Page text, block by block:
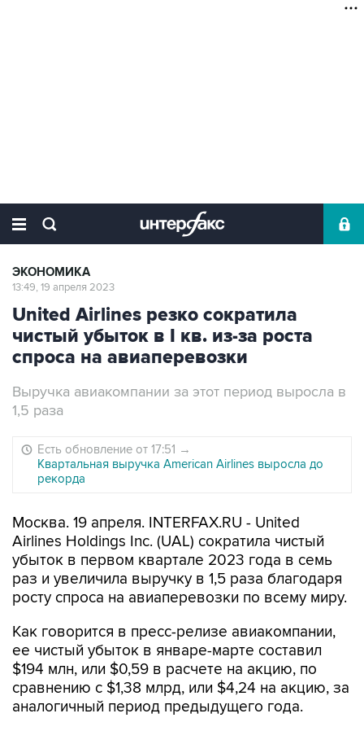
ЭКОНОМИКА
13:49, 19 апреля 2023
United Airlines резко сократила
чистый убыток в I кв. из-за роста
спроса на авиаперевозки
Выручка авиакомпании за этот период выросла в
1,5 раза
Есть обновление от 17:51 →
Квартальная выручка American Airlines выросла до
рекорда
Москва. 19 апреля. INTERFAX.RU - United
Airlines Holdings Inc. (UAL) сократила чистый
убыток в первом квартале 2023 года в семь
раз и увеличила выручку в 1,5 раза благодаря
росту спроса на авиаперевозки по всему миру.
Как говорится в пресс-релизе авиакомпании,
ее чистый убыток в январе-марте составил
$194 млн, или $0,59 в расчете на акцию, по
сравнению с $1,38 млрд, или $4,24 на акцию, за
аналогичный период предыдущего года.